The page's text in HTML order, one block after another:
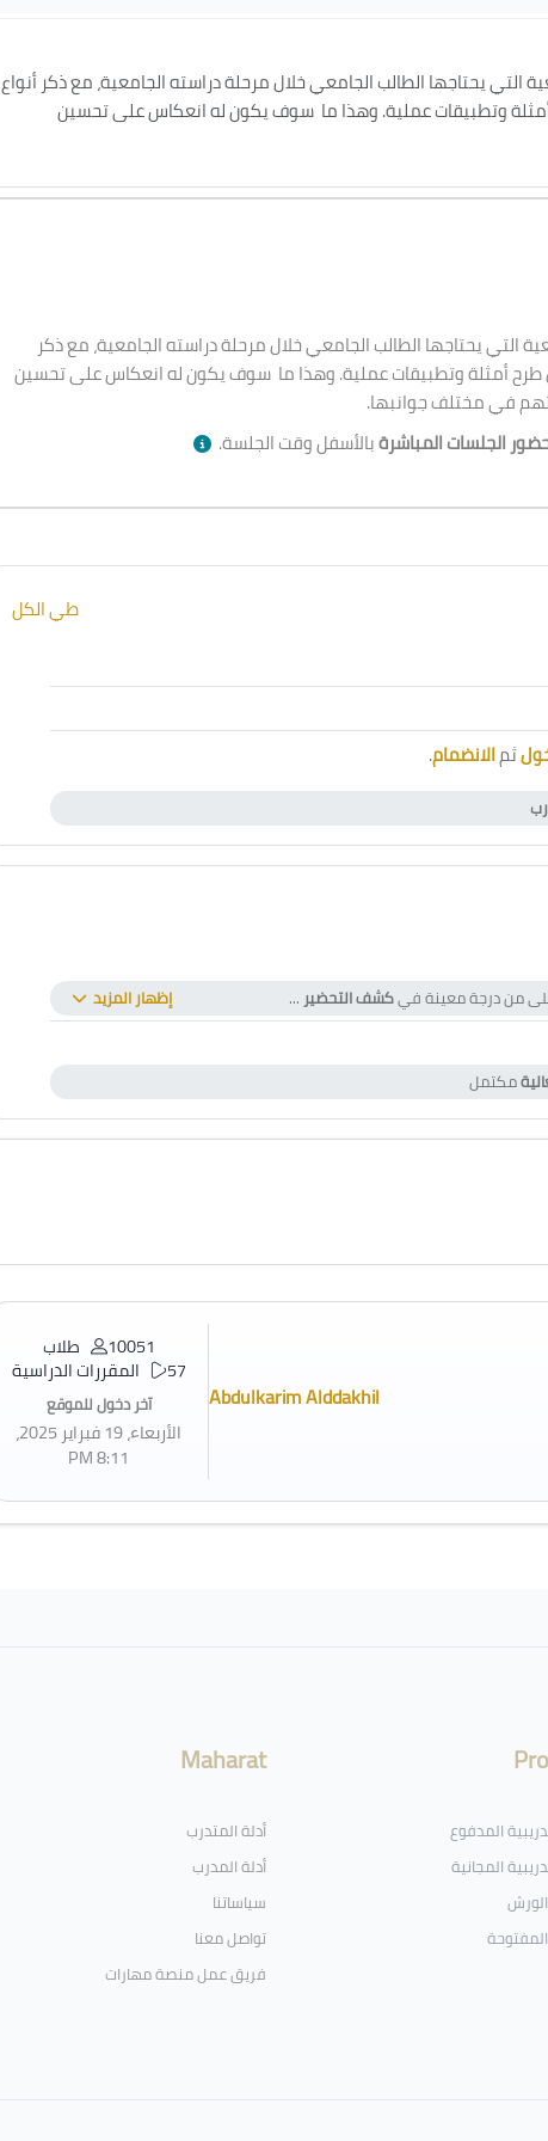
التي يحتاجها الطالب الجامعي خلال مرحلة دراسته الجامعية، مع ذكر أنواع
وتطبيقات عملية. وهذا ما سوف يكون له انعكاس على تحسين
في مختلف جوانبها.
التي يحتاجها الطالب الجامعي خلال مرحلة دراسته الجامعية، مع ذكر
طرح أمثلة وتطبيقات عملية. وهذا ما سوف يكون له انعكاس على تحسين
في مختلف جوانبها.
الجلسات المباشرةبالأسفل وقت الجلسة.
طي الكل
ثمالانضمام.
إظهار المزيد من درجة معينة فيكشف التحضير...
مكتمل
Abdulkarim Alddakhil
10051 طلاب
57 المقررات الدراسية
آخر دخول للموقع
الأربعاء، 19 فبراير 2025،
8:11 PM
المدفوع
المجانية
Maharat
أدلة المتدرب
أدلة المدرب
سياساتنا
تواصل معنا
فريق عمل منصة مهارات